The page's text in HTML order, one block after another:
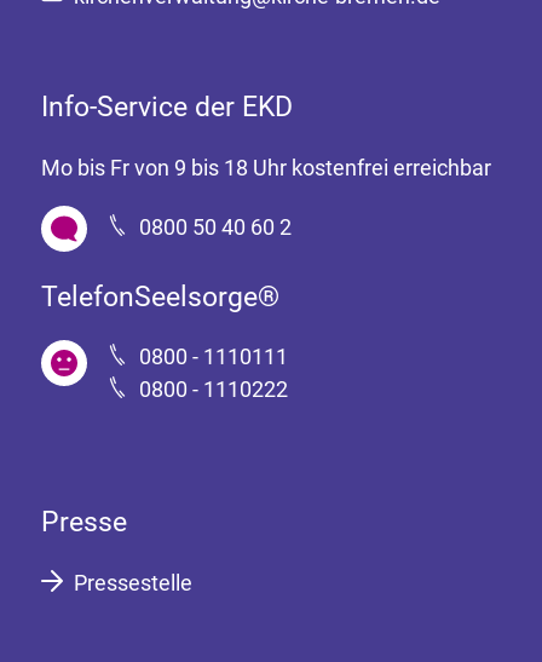
Info-Service der EKD
Mo bis Fr von 9 bis 18 Uhr kostenfrei erreichbar
0800 50 40 60 2
TelefonSeelsorge®
0800 - 1110111
0800 - 1110222
Presse
Pressestelle